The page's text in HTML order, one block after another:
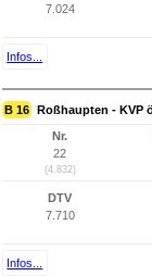
7.024
Infos...
B 16 Roßhaupten - KVP
Nr.
22
(4.832)
DTV
7.710
Infos...